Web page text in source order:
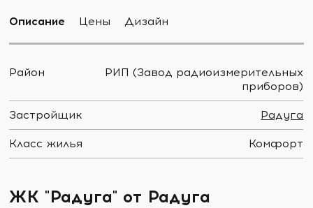
Описание Цены Дизайн
Район
РИП (Завод радиоизмерительных
приборов)
Застройщик Радуга
Класс жилья Комфорт
ЖК "Радуга" от Радуга